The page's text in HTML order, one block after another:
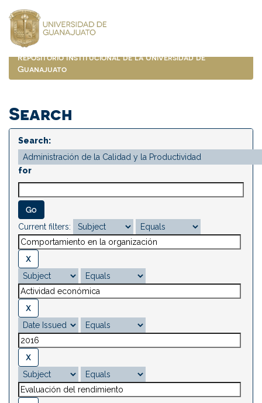
navigation
Repositorio Institucional de la Universidad de
Guanajuato
Search
Search:
for
Current filters: